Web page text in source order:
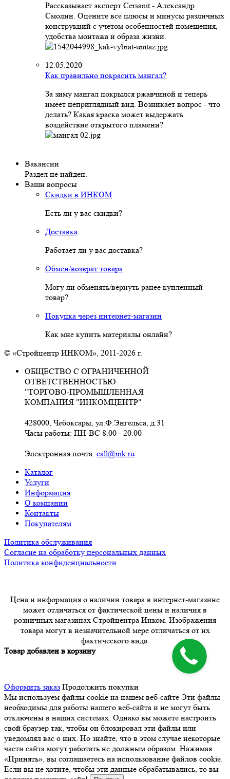
Рассказывает эксперт Cersanit - Александр
Смолин. Оцените все плюсы и минусы различных
конструкций с учетом особенностей помещения,
удобства монтажа и образа жизни.
12.05.2020
Как правильно покрасить мангал?
За зиму мангал покрылся ржавчиной и теперь
имеет неприглядный вид. Возникает вопрос - что
делать? Какая краска может выдержать
воздействие открытого пламени?
Вакансии
Раздел не найден.
Ваши вопросы
Скидки в ИНКОМ
Есть ли у вас скидки?
Доставка
Работает ли у вас доставка?
Обмен/возврат товара
Могу ли обменять/вернуть ранее купленный
товар?
Покупка через интернет-магазин
Как мне купить материалы онлайн?
© «Стройцентр ИНКОМ», 2011-2026 г.
ОБЩЕСТВО С ОГРАНИЧЕННОЙ
ОТВЕТСТВЕННОСТЬЮ
"ТОРГОВО-ПРОМЫШЛЕННАЯ
КОМПАНИЯ "ИНКОМЦЕНТР"
428000, Чебоксары, ул.Ф.Энгельса, д.31
Часы работы: ПН-ВС 8.00 - 20.00
Электронная почта: call@ink.ru
Каталог
Услуги
Информация
О компании
Контакты
Покупателям
Политика обслуживания
Согласие на обработку персональных данных
Политика конфиденциальности
Цена и информация о наличии товара в интернет-магазине
может отличаться от фактической цены и наличия в
розничных магазинах Стройцентра Инком. Изображения
товара могут в незначительной мере отличаться от их
фактического вида.
Товар добавлен в корзину
Оформить заказ Продолжить покупки
Мы используем файлы cookie на нашем веб-сайте Эти файлы
необходимы для работы нашего веб-сайта и не могут быть
отключены в наших системах. Однако вы можете настроить
свой браузер так, чтобы он блокировал эти файлы или
уведомлял вас о них. Но знайте, что в этом случае некоторые
части сайта могут работать не должным образом. Нажимая
«Принять», вы соглашаетесь на использование файлов cookie.
Если вы не хотите, чтобы эти данные обрабатывались, то вы